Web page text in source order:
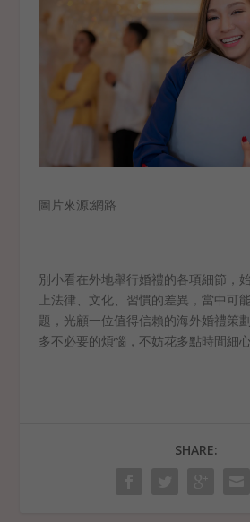
圖片來源:網路
別小看在外地舉行婚禮的各項細節，
上法律、文化、習慣的差異，當中可
題，光顧一位值得信賴的海外婚禮策
多不必要的煩惱，不妨花多點時間細心
SHARE: